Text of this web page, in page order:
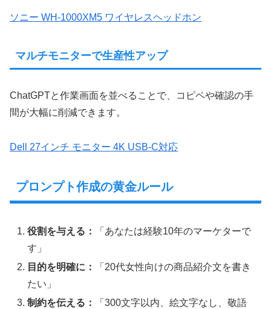
ソニー WH-1000XM5 ワイヤレスヘッドホン
マルチモニターで生産性アップ
ChatGPTと作業画面を並べることで、コピペや確認の手
間が大幅に削減できます。
Dell 27インチ モニター 4K USB-C対応
プロンプト作成の黄金ルール
役割を与える：
「あなたは経験10年のマーケターで
す」
目的を明確に：
「20代女性向けの商品紹介文を書き
たい」
制約を伝える：
「300文字以内、絵文字なし、敬語